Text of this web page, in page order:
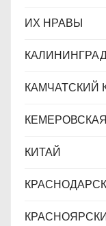
ИХ НРАВЫ
КАМЧАТСКИЙ
КИТАЙ